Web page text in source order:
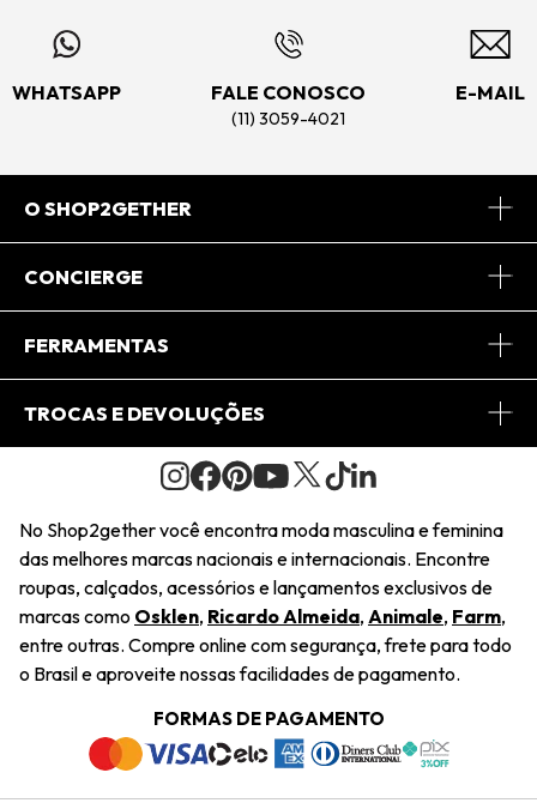
WHATSAPP FALE CONOSCO
(11) 3059-4021
E-MAIL
O SHOP2GETHER
Sobre Nós
Journal
Saiu na Mídia
Sustentabilidade
Navegando
Termos e Condições
Trabalhe Conosco
CONCIERGE
Central de Relacionamento
Regulamento e Promoções
FERRAMENTAS
Minha Conta
Pedido de Presente
Wishlist
TROCAS E DEVOLUÇÕES
Condições Gerais
Troca Fácil
Restituição de Pagamento
Dúvidas Frequentes
Termos e Condições
Política de Privacidade
No Shop2gether você encontra moda masculina e feminina
das melhores marcas nacionais e internacionais. Encontre
roupas, calçados, acessórios e lançamentos exclusivos de
marcas como Osklen, Ricardo Almeida, Animale, Farm,
entre outras. Compre online com segurança, frete para todo
o Brasil e aproveite nossas facilidades de pagamento.
FORMAS DE PAGAMENTO